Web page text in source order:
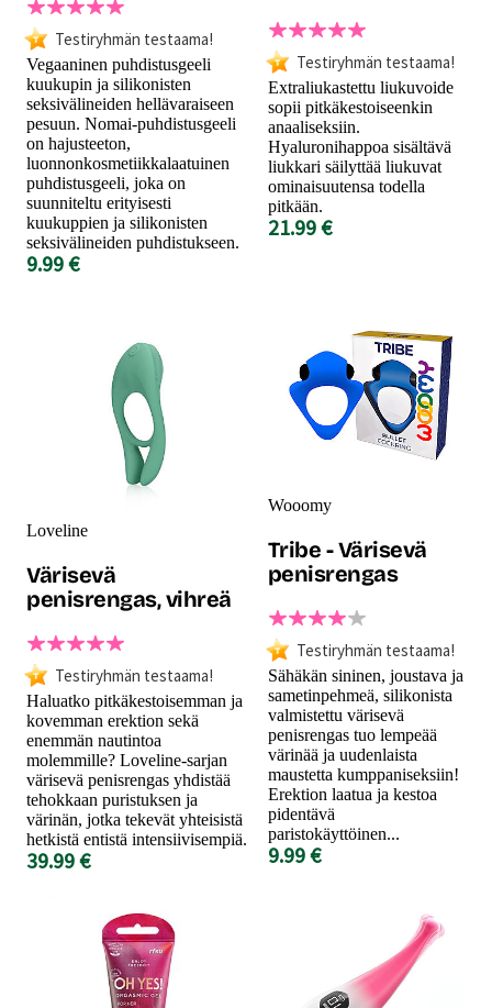
Testiryhmän testaama!
Vegaaninen puhdistusgeeli
kuukupin ja silikonisten
seksivälineiden hellävaraiseen
pesuun. Nomai-puhdistusgeeli
on hajusteeton,
luonnonkosmetiikkalaatuinen
puhdistusgeeli, joka on
suunniteltu erityisesti
kuukuppien ja silikonisten
seksivälineiden puhdistukseen.
9.99 €
Testiryhmän testaama!
Extraliukastettu liukuvoide
sopii pitkäkestoiseenkin
anaaliseksiin.
Hyaluronihappoa sisältävä
liukkari säilyttää liukuvat
ominaisuutensa todella
pitkään.
21.99 €
Loveline
Värisevä
penisrengas, vihreä
Testiryhmän testaama!
Haluatko pitkäkestoisemman ja
kovemman erektion sekä
enemmän nautintoa
molemmille? Loveline-sarjan
värisevä penisrengas yhdistää
tehokkaan puristuksen ja
värinän, jotka tekevät yhteisistä
hetkistä entistä intensiivisempiä.
39.99 €
Wooomy
Tribe - Värisevä
penisrengas
Testiryhmän testaama!
Sähäkän sininen, joustava ja
sametinpehmeä, silikonista
valmistettu värisevä
penisrengas tuo lempeää
värinää ja uudenlaista
maustetta kumppaniseksiin!
Erektion laatua ja kestoa
pidentävä
paristokäyttöinen...
9.99 €